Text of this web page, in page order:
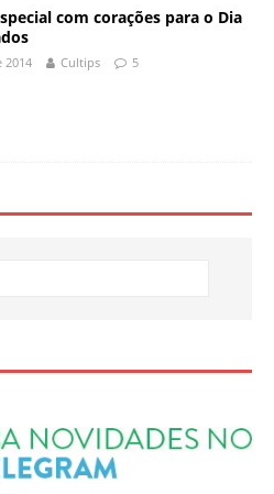
com corações para o Dia
2014 Cultips 5